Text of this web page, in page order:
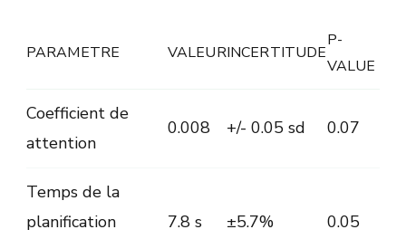
PARAMETRE VALEURINCERTITUDE
P-
VALUE
Coefficient de
attention
0.008 +/- 0.05 sd 0.07
Temps de la
planification
7.8 s ±5.7% 0.05